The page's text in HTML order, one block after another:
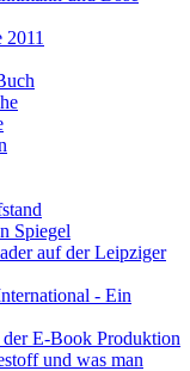
Spiegel
auf der Leipziger
- Ein
der E-Book Produktion
und was man